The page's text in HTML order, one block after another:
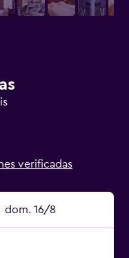
verificadas
dom. 16/8